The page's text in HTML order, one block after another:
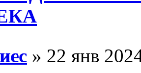
» 22 янв